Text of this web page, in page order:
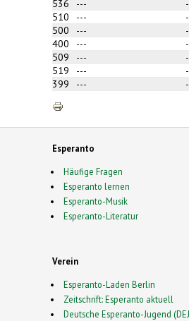
536
---
510
---
500
---
400
---
509
---
519
---
399
---
Esperanto
Häufige Fragen
Esperanto lernen
Esperanto-Musik
Esperanto-Literatur
Verein
Esperanto-Laden Berlin
Zeitschrift: Esperanto aktuell
Deutsche Esperanto-Jugend